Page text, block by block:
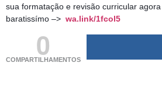
sua formatação e revisão curricular
baratissímo –> wa.link/1fcol5
0
COMPARTILHAMENTOS